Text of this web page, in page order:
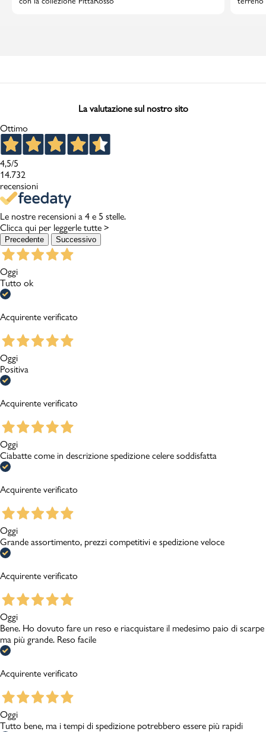
La valutazione sul nostro sito
Ottimo
4,5/5
14.732
recensioni
Le nostre recensioni a 4 e 5 stelle.
Clicca qui per leggerle tutte >
Precedente Successivo
Oggi
Tutto ok
Acquirente verificato
Oggi
Positiva
Acquirente verificato
Oggi
Ciabatte come in descrizione spedizione celere soddisfatta
Acquirente verificato
Oggi
Grande assortimento, prezzi competitivi e spedizione veloce
Acquirente verificato
Oggi
Bene. Ho dovuto fare un reso e riacquistare il medesimo paio di scarpe
ma più grande. Reso facile
Acquirente verificato
Oggi
Tutto bene, ma i tempi di spedizione potrebbero essere più rapidi